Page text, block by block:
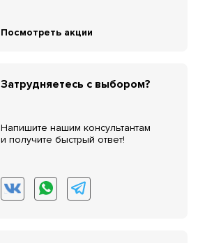
Посмотреть акции
Затрудняетесь с выбором?
Напишите нашим консультантам
и получите быстрый ответ!